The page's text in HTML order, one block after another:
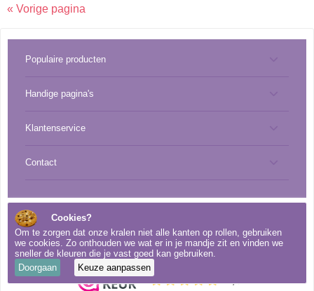
« Vorige pagina
Populaire producten
Benodigdheden
Kralen
Miyuki
Handige pagina's
Re-order
Klantenservice
Cookies & privacy
Algemene voorwaarden
Contact
info@creabead.nl
+31 (0)499 219 018
MiyukiBeading.com
Cookies?
Om te zorgen dat onze kralen niet alle kanten op rollen, gebruiken
we cookies. Zo onthouden we wat er in je mandje zit en vinden we
sneller de kleuren die je vast goed kan gebruiken.
Doorgaan
Keuze aanpassen